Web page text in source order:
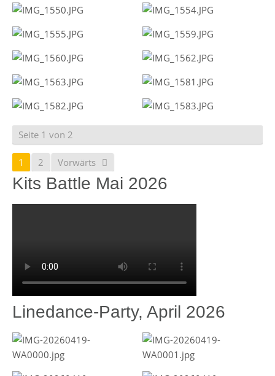
Seite 1 von 2
1 2 Vorwärts
Kits Battle Mai 2026
Linedance-Party, April 2026